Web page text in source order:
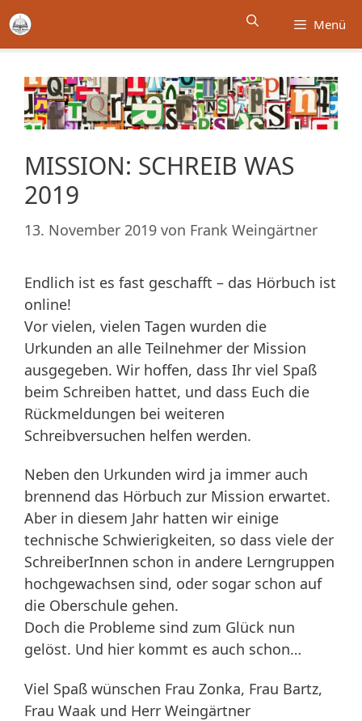
Zum
Inhalt
springen
Menü
MISSION: SCHREIB WAS
2019
13. November 2019 von Frank Weingärtner
Endlich ist es fast geschafft – das Hörbuch ist
online!
Vor vielen, vielen Tagen wurden die
Urkunden an alle Teilnehmer der Mission
ausgegeben. Wir hoffen, dass Ihr viel Spaß
beim Schreiben hattet, und dass Euch die
Rückmeldungen bei weiteren
Schreibversuchen helfen werden.
Neben den Urkunden wird ja immer auch
brennend das Hörbuch zur Mission erwartet.
Aber in diesem Jahr hatten wir einige
technische Schwierigkeiten, so dass viele der
SchreiberInnen schon in andere Lerngruppen
hochgewachsen sind, oder sogar schon auf
die Oberschule gehen.
Doch die Probleme sind zum Glück nun
gelöst. Und hier kommt es auch schon…
Viel Spaß wünschen Frau Zonka, Frau Bartz,
Frau Waak und Herr Weingärtner